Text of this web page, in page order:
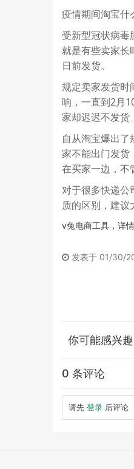
疫情期间淘宝什
受新型冠状病毒
就是有些卖家长
日前发货。
规定卖家发货时
响，一直到2月
家却迟迟不发货
自从淘宝爆出
家不能出门发
在买家一边，不
对于很多快递公
质的区别，建议
v兔电商工具，详
发表于 01/30/
你可能感兴
0 条评论
请先 登录 后评论